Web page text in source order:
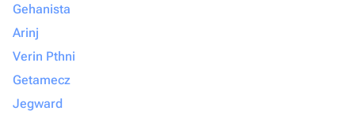
Gehanista
Arinj
Verin Pthni
Getamecz
Jegward